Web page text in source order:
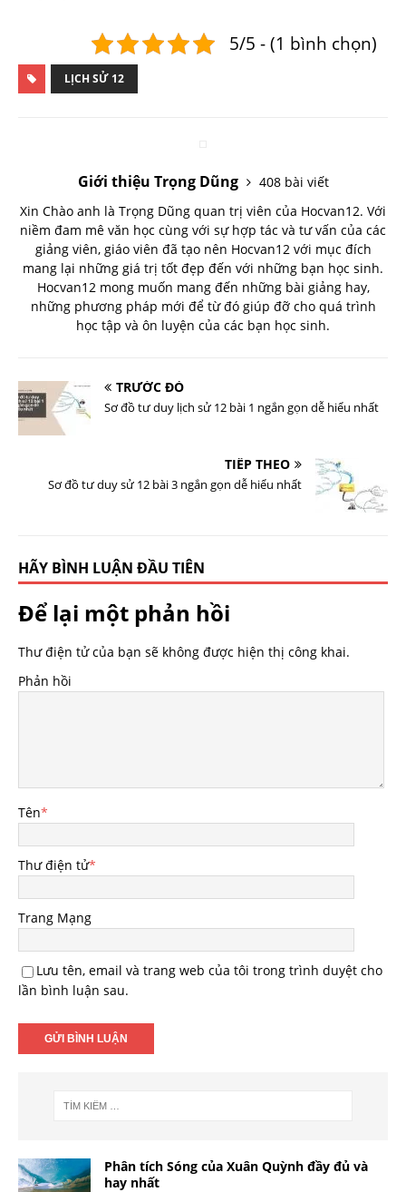
5/5 - (1 bình chọn)
LỊCH SỬ 12
Giới thiệu Trọng Dũng
408 bài viết
Xin Chào anh là Trọng Dũng quan trị viên của Hocvan12. Với
niềm đam mê văn học cùng với sự hợp tác và tư vấn của các
giảng viên, giáo viên đã tạo nên Hocvan12 với mục đích
mang lại những giá trị tốt đẹp đến với những bạn học sinh.
Hocvan12 mong muốn mang đến những bài giảng hay,
những phương pháp mới để từ đó giúp đỡ cho quá trình
học tập và ôn luyện của các bạn học sinh.
TRƯỚC ĐÓ
Sơ đồ tư duy lịch sử 12 bài 1 ngắn gọn dễ hiểu nhất
TIẾP THEO
Sơ đồ tư duy sử 12 bài 3 ngắn gọn dễ hiểu nhất
HÃY BÌNH LUẬN ĐẦU TIÊN
Để lại một phản hồi
Thư điện tử của bạn sẽ không được hiện thị công khai.
Phản hồi
Tên*
Thư điện tử*
Trang Mạng
Lưu tên, email và trang web của tôi trong trình duyệt cho
lần bình luận sau.
Phân tích Sóng của Xuân Quỳnh đầy đủ và
hay nhất